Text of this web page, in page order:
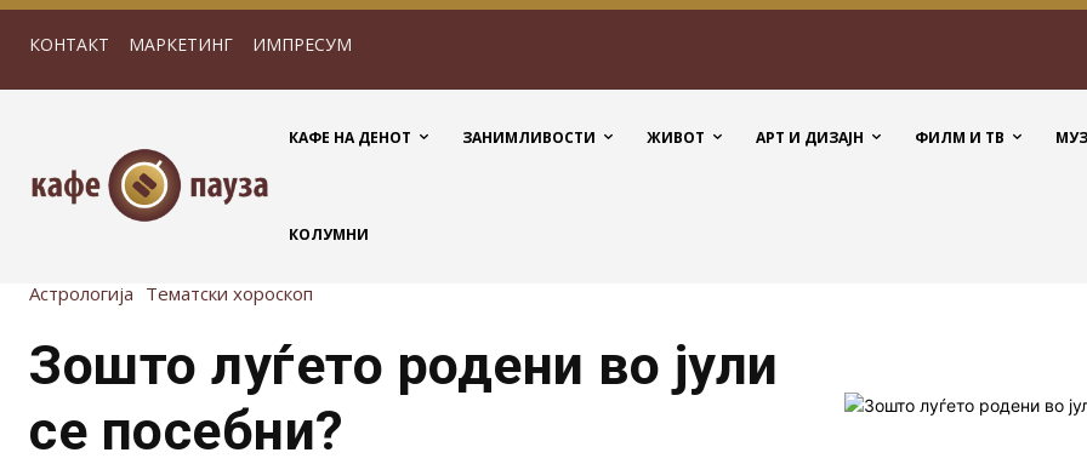
КОНТАКТ МАРКЕТИНГ ИМПРЕСУМ
КАФЕ НА ДЕНОТ ЗАНИМЛИВОСТИ ЖИВОТ АРТ И ДИЗАЈН ФИЛМ И ТВ
КОЛУМНИ
Астрологија Тематски хороскоп
Зошто луѓето родени во јули
се посебни?